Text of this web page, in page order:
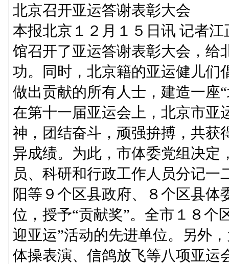
北京召开亚运答谢表彰大会
本报北京１２月１５日讯 记者
馆召开了亚运答谢表彰大会，给
功。同时，北京籍的亚运健儿们
做出贡献的所有人士，建造一座
在第十一届亚运会上，北京市亚
神，团结奋斗，顽强拚搏，共获
异成绩。为此，市体委党组决定
员、科研和行政工作人员分记
阳等９个区县政府、８个区县
位，授予“贡献奖”。全市１８个
迎亚运”活动的先进单位。另外
体操表演、信鸽放飞等八项亚运